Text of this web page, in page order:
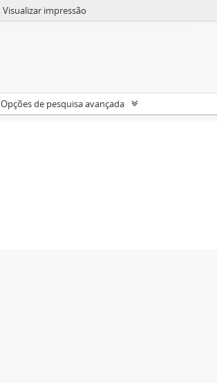
Visualizar impressão
Opções de pesquisa avançada